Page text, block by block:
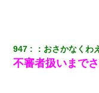
947 ： おさかなくわ
不審者扱いまで